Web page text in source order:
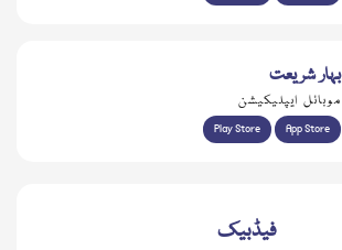
بہار شریعت
موبائل ایپلیکیشن
Play Store App Store
فیڈبیک